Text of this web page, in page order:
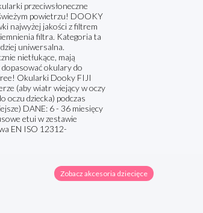
przeciwsłoneczne
powietrzu! DOOKY
najwyżej jakości z filtrem
filtra. Kategoria ta
uniwersalna.
nietłukące, mają
okulary do
Okularki Dooky FIJI
(aby wiatr wiejący w oczy
oczu dziecka) podczas
DANE: 6 - 36 miesięcy
etui w zestawie
EN ISO 12312-
Zobacz akcesoria dziecięce